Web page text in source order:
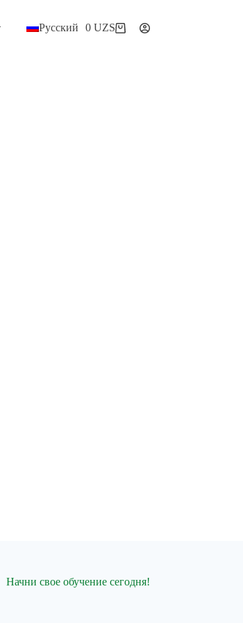
Русский Корзина
0 UZS
Начни свое обучение сегодня!